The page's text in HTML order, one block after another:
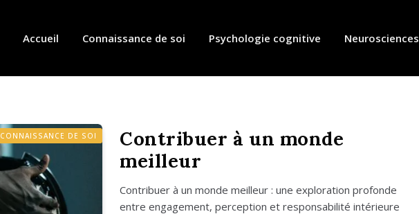
Accueil Connaissance de soi Psychologie cognitive Neurosciences
CONNAISSANCE DE SOI
Contribuer à un monde
meilleur
Contri­buer à un monde meilleur : une explo­ra­tion pro­fonde
entre enga­ge­ment, per­cep­tion et res­pon­sa­bi­li­té inté­rieure